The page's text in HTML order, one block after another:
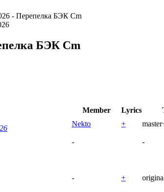
- Перепелка БЭК Cm
БЭК Cm
Member Lyrics
Nekto +
- -
- +